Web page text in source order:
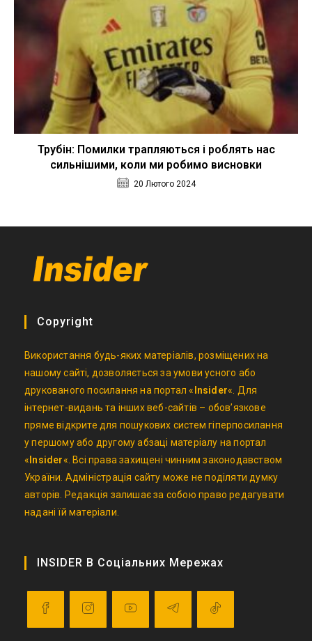
Трубін: Помилки трапляються і роблять нас
сильнішими, коли ми робимо висновки
20 Лютого 2024
Copyright
Використання будь-яких матеріалів, розміщених на
нашому сайті, дозволяється за умови усного або
друкованого посилання на портал « Insider«. Для
інтернет-видань та інших веб-сайтів – обов’язкове
пряме відкрите для пошукових систем гіперпосилання
у першому або другому абзаці матеріалу на портал
« Insider«. Всі права захищені чинним законодавством
України. Адміністрація сайту може не поділяти думку
авторів. Редакція залишає за собою право редагувати
надані їй матеріали.
INSIDER В Соціальних Мережах